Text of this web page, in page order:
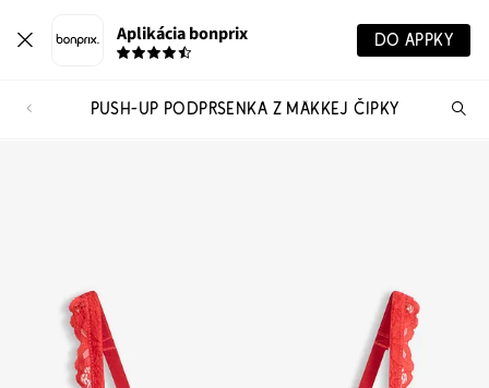
Aplikácia bonprix DO APPKY
PUSH-UP PODPRSENKA Z MÄKKEJ ČIPKY